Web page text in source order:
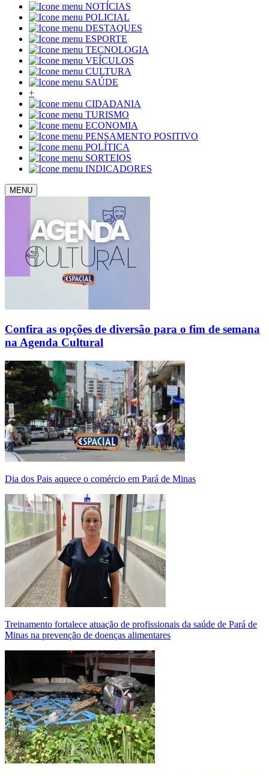
NOTÍCIAS
POLICIAL
DESTAQUES
ESPORTE
TECNOLOGIA
VEÍCULOS
CULTURA
SAÚDE
+
CIDADANIA
TURISMO
ECONOMIA
PENSAMENTO POSITIVO
POLÍTICA
SORTEIOS
INDICADORES
MENU
Confira as opções de diversão para o fim de semana
na Agenda Cultural
Dia dos Pais aquece o comércio em Pará de Minas
Treinamento fortalece atuação de profissionais da saúde de Pará de
Minas na prevenção de doenças alimentares